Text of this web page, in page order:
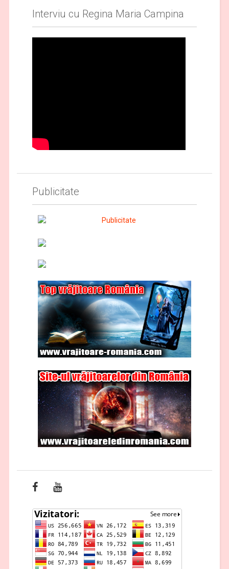
Interviu cu Regina Maria Campina
Publicitate